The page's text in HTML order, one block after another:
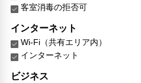
客室消毒の拒否可
インターネット
Wi-Fi（共有エリア内）
インターネット
ビジネス